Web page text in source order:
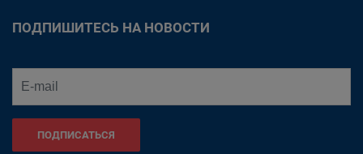
ПОДПИШИТЕСЬ НА НОВОСТИ
ПОДПИСАТЬСЯ